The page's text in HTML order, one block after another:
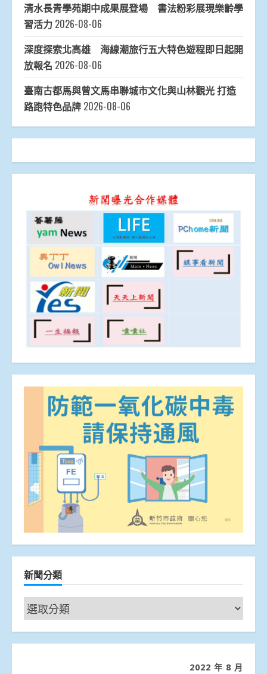
清水長青學苑期中成果展登場 書法粉彩展現樂齡學
習活力 2026-08-06
深度探索北高雄 海線潮旅行五大特色遊程即日起開
放報名 2026-08-06
臺南古都馬與曾文馬串聯城市文化與山林觀光 打造
路跑特色品牌 2026-08-06
新聞分類
新
聞
分
2022 年 8 月